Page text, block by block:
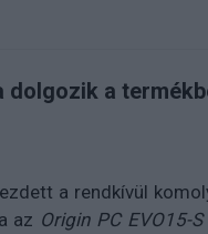
dolgozik a
a rendkívül
az Origin PC EVO15-S